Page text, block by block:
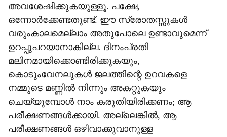
അവശേഷിക്കുകയുള്ളൂ. പക്ഷേ,
ഒന്നോര്‍ക്കേണ്ടതുണ്ട്. ഈ സ്രോതസ്സുകള്‍
വരുംകാലമെല്ലാം അതുപോലെ ഉണ്ടാവുമെന്ന്
ഉറപ്പുപറയാനാകില്ല. ദിനംപ്രതി
മലിനമായിക്കൊണ്ടിരിക്കുകയും,
കൊടുംവേനലുകള്‍ ജലത്തിന്റെ ഉറവകളെ
നമ്മുടെ മണ്ണില്‍ നിന്നും അകറ്റുകയും
ചെയ്യുമ്പോള്‍ നാം കരുതിയിരിക്കണം; ആ
പരീക്ഷണങ്ങള്‍ക്കായി. അല്ലെങ്കില്‍, ആ
പരീക്ഷണങ്ങള്‍ ഒഴിവാക്കുവാനുള്ള